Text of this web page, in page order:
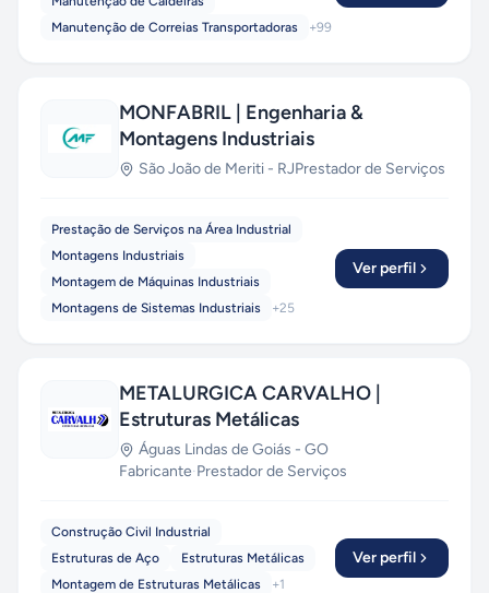
Manutenção de Correias Transportadoras
+99
MONFABRIL | Engenharia &
Montagens Industriais
São João de Meriti - RJPrestador de Serviços
Prestação de Serviços na Área Industrial
Montagens Industriais
Montagem de Máquinas Industriais
Montagens de Sistemas Industriais
+25
Ver perfil
METALURGICA CARVALHO |
Estruturas Metálicas
Águas Lindas de Goiás - GO
Fabricante·Prestador de Serviços
Construção Civil Industrial
Estruturas de Aço
Estruturas Metálicas
Montagem de Estruturas Metálicas
+1
Ver perfil